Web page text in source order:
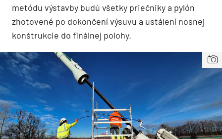
metódu výstavby budú všetky priečniky a pylón
zhotovené po dokončení výsuvu a ustálení nosnej
konštrukcie do finálnej polohy.